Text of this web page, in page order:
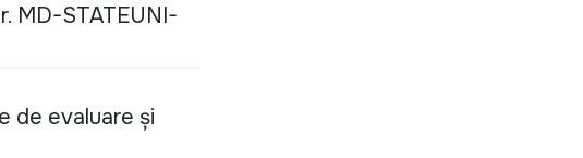
MD-STATEUNI-
de evaluare și